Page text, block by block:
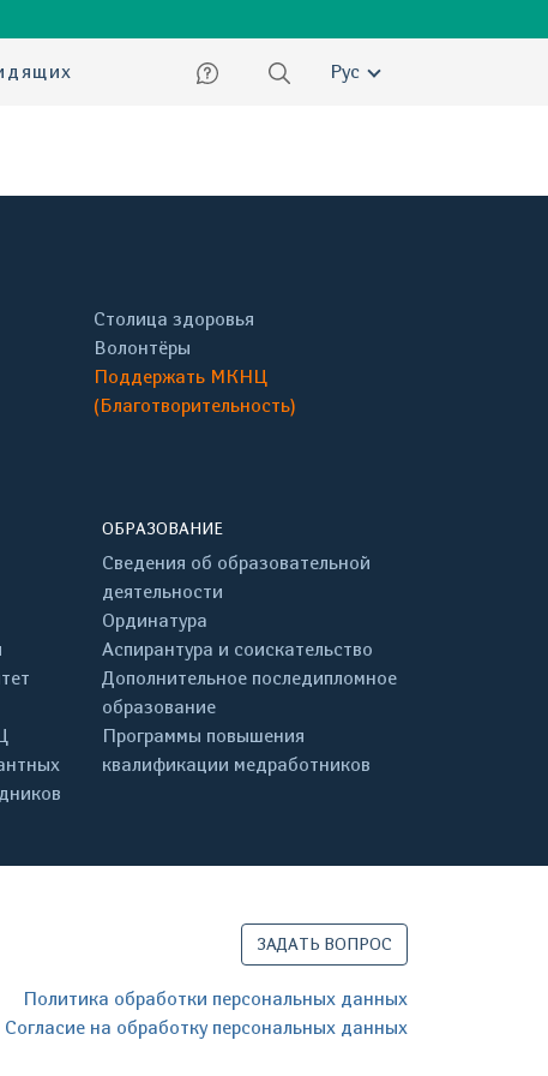
Русский
Столица здоровья
Волонтёры
Поддержать МКНЦ
(Благотворительность)
ОБРАЗОВАНИЕ
Сведения об образовательной
деятельности
Ординатура
Аспирантура и соискательство
Дополнительное последипломное
образование
Программы повышения
квалификации медработников
ЗАДАТЬ ВОПРОС
Политика обработки персональных данных
Согласие на обработку персональных данных